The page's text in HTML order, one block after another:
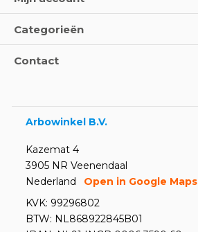
Categorieën
Contact
Arbowinkel B.V.
Kazemat 4
3905 NR Veenendaal
Nederland
Open in Google Maps
KVK: 99296802
BTW: NL868922845B01